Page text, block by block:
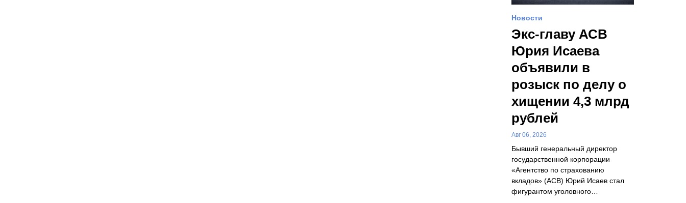
Новости
Экс-главу АСВ
Юрия Исаева
объявили в
розыск по делу о
хищении 4,3 млрд
рублей
Авг 06, 2026
Бывший генеральный директор
государственной корпорации
«Агентство по страхованию
вкладов» (АСВ) Юрий Исаев стал
фигурантом уголовного…